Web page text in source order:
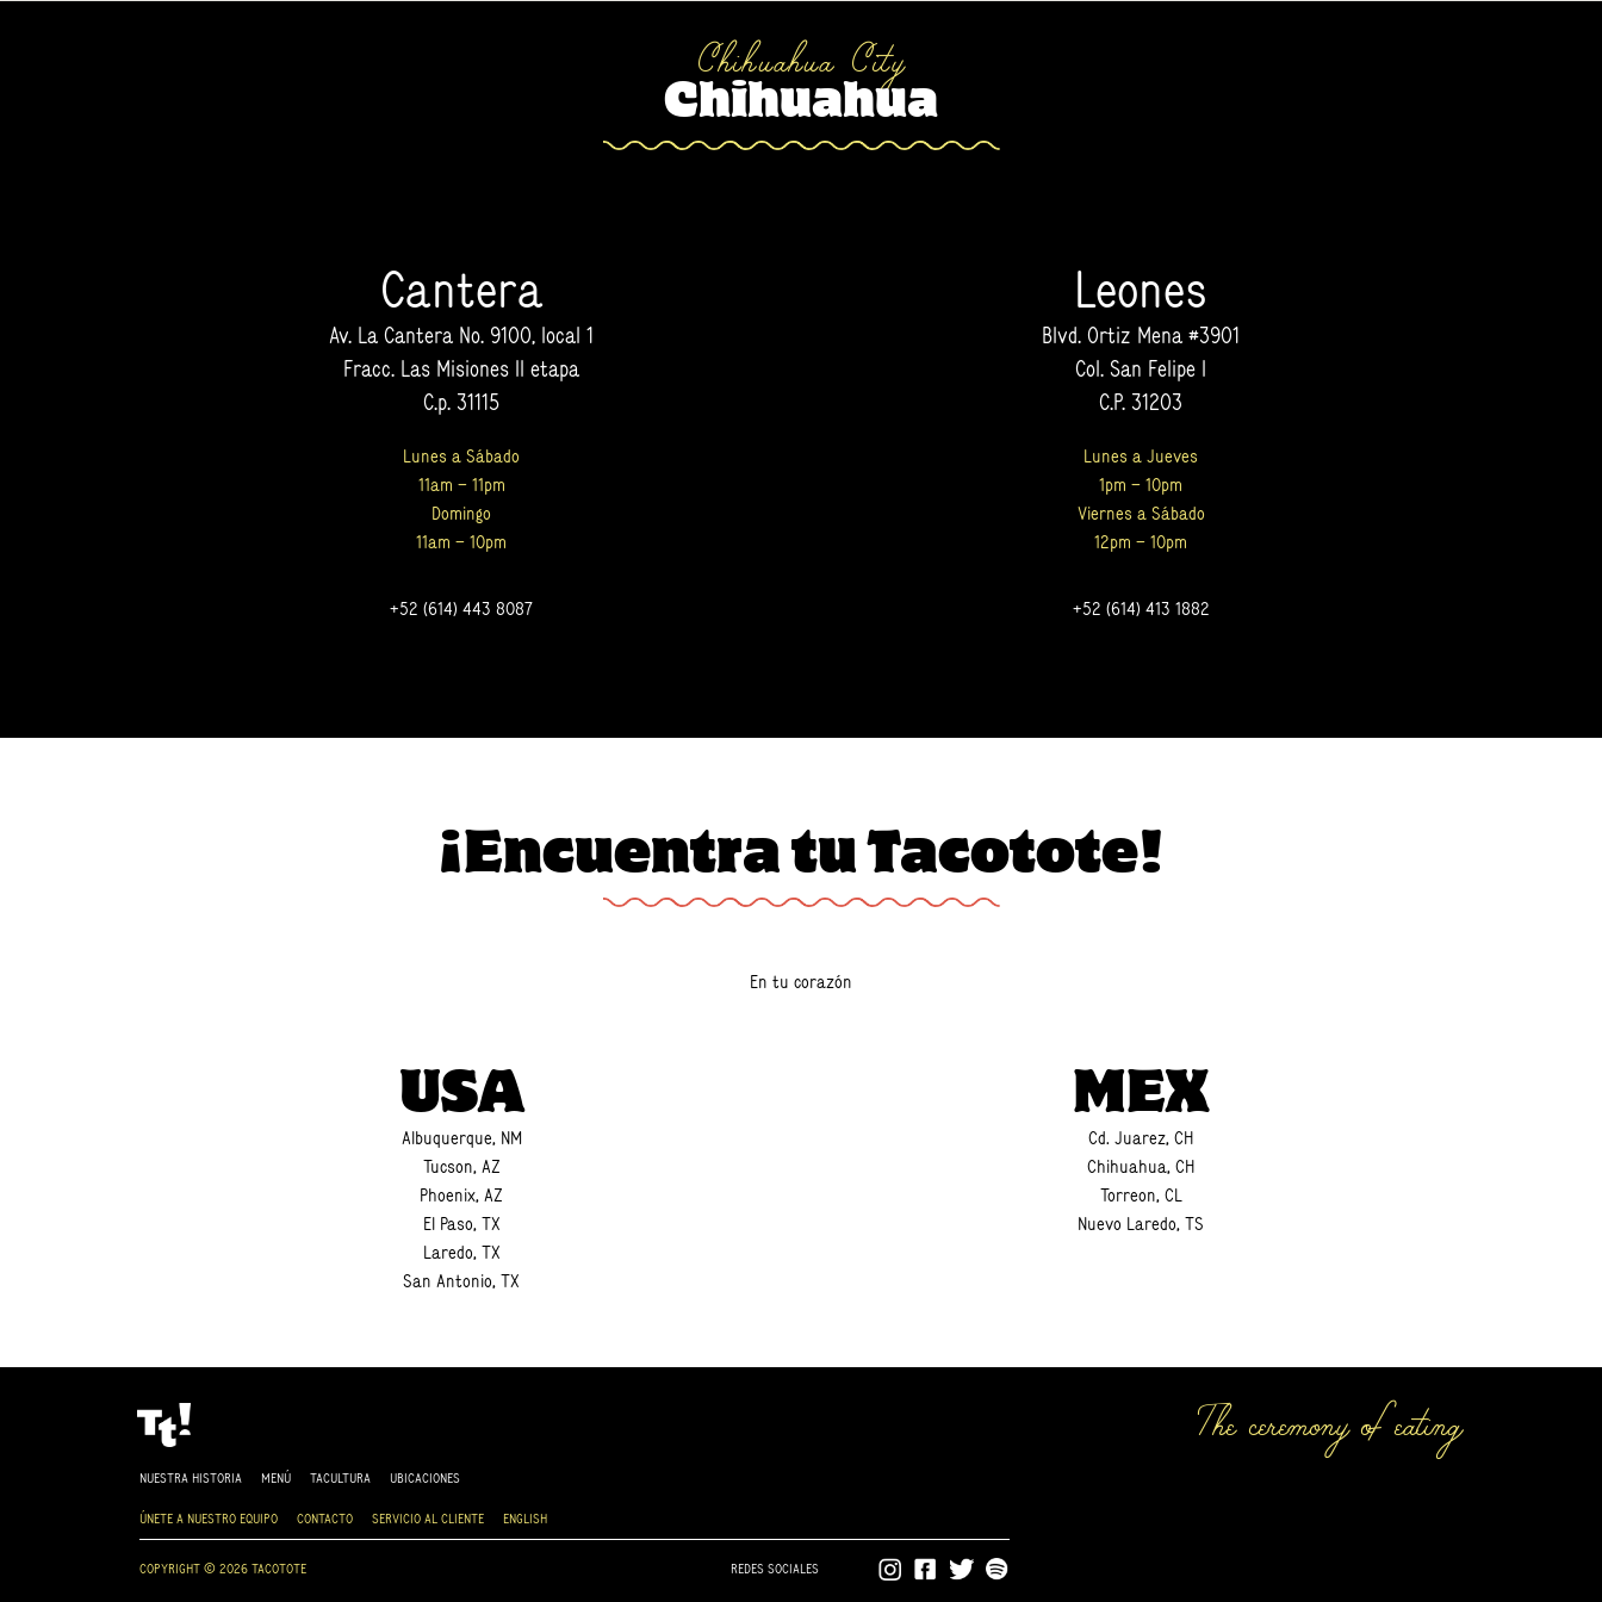
Chihuahua City
Chihuahua
Cantera
Av. La Cantera No. 9100, local 1
Fracc. Las Misiones II etapa
C.p. 31115
Lunes a Sábado
11am – 11pm
Domingo
11am – 10pm
+52 (614) 443 8087
Leones
Blvd. Ortiz Mena #3901
Col. San Felipe I
C.P. 31203
Lunes a Jueves
1pm – 10pm
Viernes a Sábado
12pm – 10pm
+52 (614) 413 1882
¡Encuentra tu Tacotote!
En tu corazón
USA
Albuquerque, NM
Tucson, AZ
Phoenix, AZ
El Paso, TX
Laredo, TX
San Antonio, TX
MEX
Cd. Juarez, CH
Chihuahua, CH
Torreon, CL
Nuevo Laredo, TS
The ceremony of eating
NUESTRA HISTORIA MENÚ TACULTURA UBICACIONES
ÚNETE A NUESTRO EQUIPO CONTACTO SERVICIO AL CLIENTE ENGLISH
COPYRIGHT © 2026 TACOTOTE REDES SOCIALES